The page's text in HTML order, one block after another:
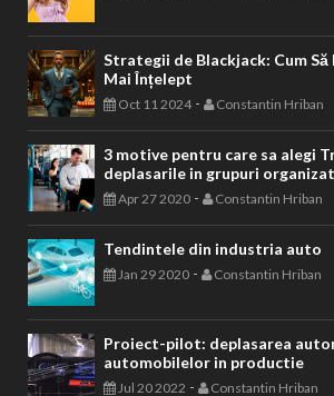
Strategii de Blackjack: Cum Să
Mai Înțelept
Oct 11 2024- Constantin Hriban
3 motive pentru care sa alegi
deplasarile in grupuri
Apr 27 2020 - Constantin Hriban
Tendintele din industria auto
Jan 29 2020 - Constantin Hriban
Proiect-pilot: deplasarea
automobilelor in productie
Jul 20 2022 - Constantin Hriban